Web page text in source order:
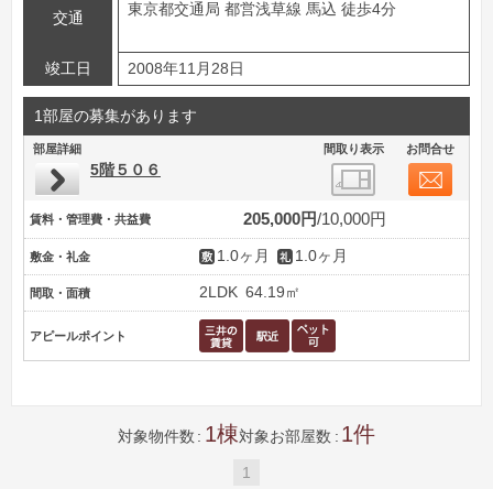
交通
東京都交通局 都営浅草線 馬込 徒歩4分
竣工日 2008年11月28日
1部屋の募集があります
部屋詳細 間取り表示 お問合せ
5階５０６
賃料・管理費・共益費 205,000円 10,000円
敷金・礼金 1.0ヶ月 1.0ヶ月
間取・面積 2LDK 64.19㎡
アピールポイント
対象物件数 1 対象お部屋数 1
1